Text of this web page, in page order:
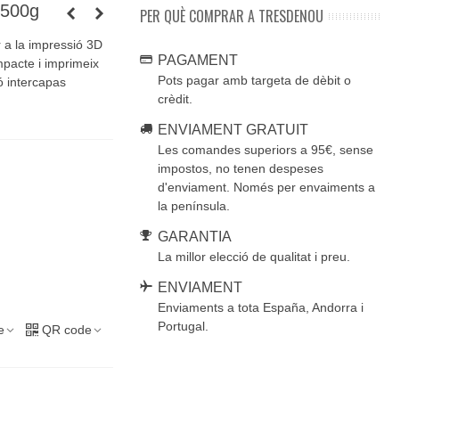
a la impressió 3D
i imprimeix
intercapas
QR code
PER QUÈ COMPRAR A TRESDENOU
PAGAMENT
Pots pagar amb targeta de dèbit o
crèdit.
ENVIAMENT GRATUIT
Les comandes superiors a 95€, sense
impostos, no tenen despeses
d'enviament. Només per envaiments a
la península.
GARANTIA
La millor elecció de qualitat i preu.
ENVIAMENT
Enviaments a tota España, Andorra i
Portugal.